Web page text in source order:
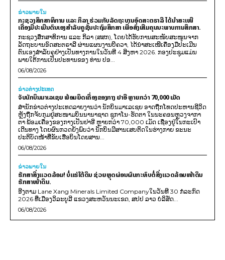
ຂ່າວພາຍ​ໃນ
ກະຊວງສຶກສາທິການ ແລະ ກິລາ ຮ່ວມກັບລັດຖະບານອົດສະຕຣາລີ ໄດ້ນຳສະເໜີ
ເຄື່ອງມືປະເມີນຕົນເອງສຳລັບຄູຊັ້ນປະຖົມສຶກສາ ເພື່ອສົ່ງເສີມຄຸນນະພາບການສຶກສາ.
ກະຊວງສຶກສາທິການ ແລະ ກິລາ (ສສກ), ໂດຍໄດ້ຮັບການສະໜັບສະໜູນຈາກ
ລັດຖະບານອົດສະຕຣາລີ ຜ່ານແຜນງານບີຄວາ, ໄດ້ນຳສະເໜີເຄື່ອງມືປະເມີນ
ຕົນເອງສຳລັບຄູຢ່າງເປັນທາງການໃນວັນທີ 4 ສິງຫາ 2026. ກອງປະຊຸມແມ່ນ
ພາຍໃຕ້ການເປັນປະທານຂອງ ທ່ານ ປອ...
06/08/2026
ຂ່າວຕ່າງປະເທດ
ຈັບນັກບິນມາເລເຊຍ ພ້ອມຍຶດເຄື່ອງຂອງກາງ ຢາອີ ຫຼາຍກວ່າ 70,000 ເມັດ
ສຳນັກຂ່າວຕ່າງປະເທດລາຍງານວ່າ ນັກບິນມາເລເຊຍ ອາດຖືກໂທດປະຫານຊີວິດ
ຫຼັງຖືກຈັບກຸມຢູ່ສະໜາມບິນນານາຊາດ ຊູກາໂນ-ຮັດຕາ ໃນນະຄອນຫຼວງຈາກາ
ຕາ ພ້ອມເຄື່ອງຂອງກາງເປັນຢາອີ ຫຼາຍກວ່າ 70,000 ເມັດ ເຊື່ອງຢູ່ໃນກະເປົາ
ເດີນທາງ ໂດຍຜົນກວດຍັງພົບວ່າ ນັກບິນມີສານເສບຕິດໃນຮ່າງກາຍ ຂະນະ
ປະຕິບັດໜ້າທີ່ຂັບເຮືອບິນໂດຍສານ...
06/08/2026
ຂ່າວພາຍ​ໃນ
ຮັກສາສິ່ງແວດລ້ອມ! ບໍ່ແຮ່ໃຕ້ດິນ ຊ່ວຍຫຼຸດຜ່ອນຜົນກະທົບຕໍ່ສິ່ງແວດລ້ອມໜ້າດິນ
ຮັກສາໜ້າດິນ.
ອີງຕາມ Lane Xang Minerals Limited Companyໃນວັນທີ 30 ກໍລະກົດ
2026 ທີ່ເມືອງວິລະບູລີ ແຂວງສະຫວັນນະເຂດ, ສປປ ລາວ ບໍລິສັດ...
06/08/2026